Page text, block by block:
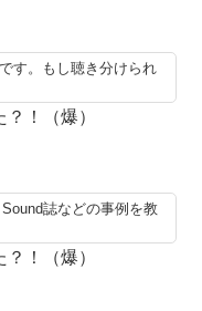
す。もし聴き分けられ
！（爆）
誌などの事例を教
！（爆）